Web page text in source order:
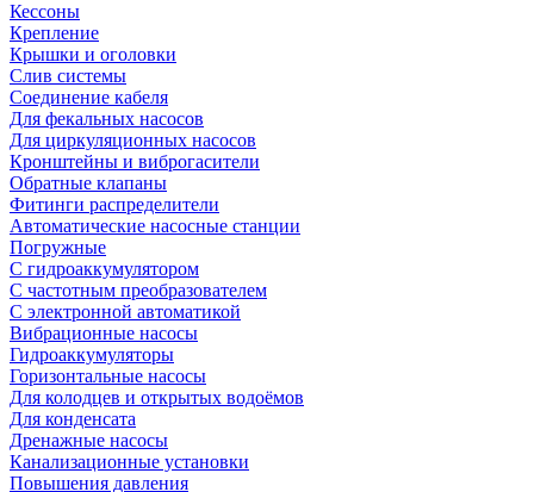
Кессоны
Крепление
Крышки и оголовки
Слив системы
Соединение кабеля
Для фекальных насосов
Для циркуляционных насосов
Кронштейны и виброгасители
Обратные клапаны
Фитинги распределители
Автоматические насосные станции
Погружные
С гидроаккумулятором
С частотным преобразователем
С электронной автоматикой
Вибрационные насосы
Гидроаккумуляторы
Горизонтальные насосы
Для колодцев и открытых водоёмов
Для конденсата
Дренажные насосы
Канализационные установки
Повышения давления